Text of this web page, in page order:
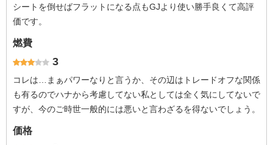
シートを倒せばフラットになる点もGJより使い勝手良くて高評
価です。
燃費
3
コレは…まぁパワーなりと言うか、その辺はトレードオフな関係
も有るのでハナから考慮してない私としては全く気にしてないで
すが、今のご時世一般的には悪いと言わざるを得ないでしょう。
価格